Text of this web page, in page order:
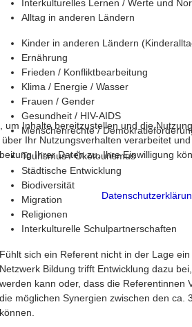
Interkulturelles Lernen / Werte und
Alltag in anderen Ländern
Kinder in anderen Ländern
Ernährung
Frieden / Konfliktbearbeitung
Klima / Energie / Wasser
Frauen / Gender
Gesundheit / HIV-AIDS
Menschenrechte /
Tourismus / Ökotourismus
Städtische Entwicklung
Biodiversität
Migration
Religionen
Interkulturelle Schulpartnerschaften
Fühlt sich ein Referent nicht in der Lage
Netzwerk Bildung trifft Entwicklung dazu
werden kann oder, dass die Referentinnen
die möglichen Synergien zwischen den ca.
können.
Inhalte bereitzustellen und die
Ihr Nutzungsverhalten verarbeitet
Ihrer Daten zu. Ihre Einwilligung